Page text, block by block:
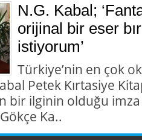
N.G. Kabal;
orijinal bir eser
istiyorum’
Türkiye’nin en çok
Petek Kırtasiye
bir ilginin olduğu
Ka..